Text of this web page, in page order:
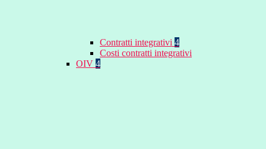
Contratti integrativi 4
Costi contratti integrativi
OIV 4